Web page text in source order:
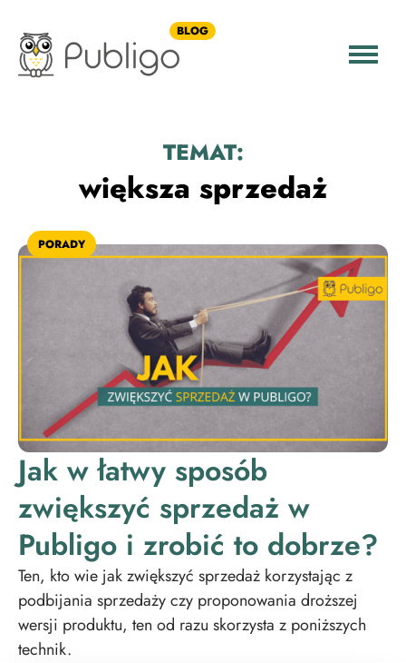
BLOG
TEMAT:
większa sprzedaż
PORADY
Jak w łatwy sposób
zwiększyć sprzedaż w
Publigo i zrobić to dobrze?
Ten, kto wie jak zwiększyć sprzedaż korzystając z
podbijania sprzedaży czy proponowania droższej
wersji produktu, ten od razu skorzysta z poniższych
technik.